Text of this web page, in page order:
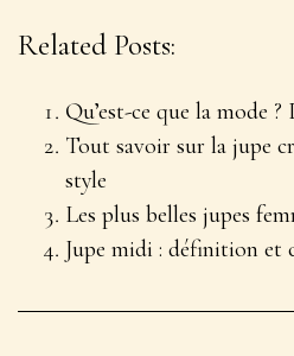
Related Posts:
Qu’est-ce que la mode
Tout savoir sur la jupe
style
Les plus belles jupes
Jupe midi : définition et